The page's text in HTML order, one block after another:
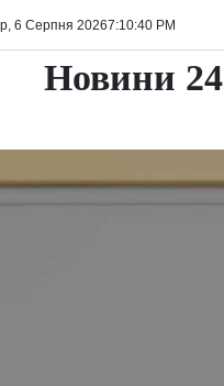
6 Серпня 20267:10:41 PM
Новини 24